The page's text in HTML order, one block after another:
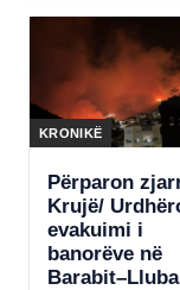
KRONIKË
Përparon
Krujë/
evakuimi i
banorëve në